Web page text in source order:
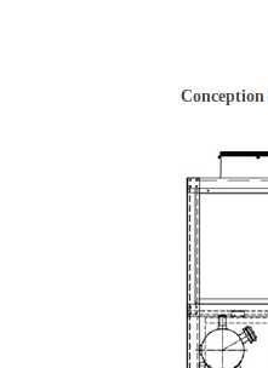
Conception